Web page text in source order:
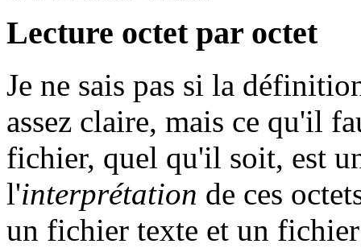
Lecture octet par octet
Je ne sais pas si la
assez claire, mais ce qu'il
fichier, quel qu'il soit, est
l'interprétation de ces
un fichier texte et un